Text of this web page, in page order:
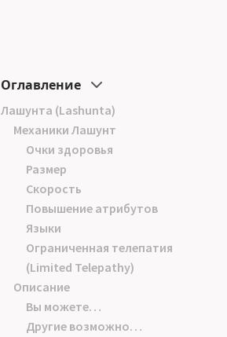
Оглавление
Лашунта (Lashunta)
Механики Лашунт
Очки здоровья
Размер
Скорость
Повышение атрибутов
Языки
Ограниченная телепатия
(Limited Telepathy)
Описание
Вы можете…
Другие возможно…